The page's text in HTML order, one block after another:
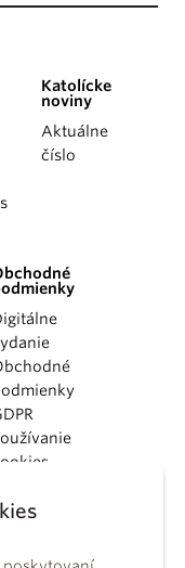
Katolícke
noviny
Aktuálne
číslo